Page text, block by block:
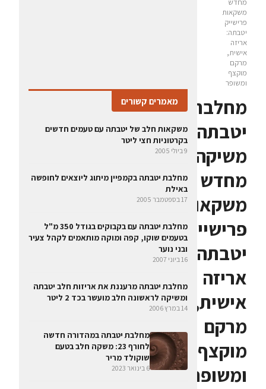
מחדש
משקאות
פרישייק
יטבתה:
אריזה
אישית,
מרקם
מוקצף
ומשופר
מחלבת
יטבתה
משיקה
מחדש
משקאות
פרישייק
יטבתה:
אריזה
אישית,
מרקם
מוקצף
ומשופר
מאמרים קשורים
משקאות חלב של יטבתה עם טעמים חדשים
בקרטוניות חצי ליטר
9 ביולי 2005
מחלבת יטבתה בקמפיין מיתוג ליוצאים לחופשה
באילת
17 בספטמבר 2005
מחלבת יטבתה עם בקבוקים בגודל 350 מ"ל
בטעמים שוקו, קפה ומוקה מותאמים לקהל צעיר
ובני נוער
16 ביוני 2007
מחלבת יטבתה מרעננת את אריזות חלב יטבתה
ומשיקה לראשונה חלב מועשר בכד 2 ליטר
14 במרץ 2006
מחלבת יטבתה במהדורה חדשה
לחורף 23: משקה חלב בטעם
שוקולד מריר
6 בינואר 2023